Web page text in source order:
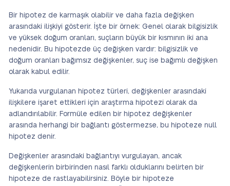
Bir hipotez de karmaşık olabilir ve daha fazla değişken
arasındaki ilişkiyi gösterir. İşte bir örnek: Genel olarak bilgisizlik
ve yüksek doğum oranları, suçların büyük bir kısmının iki ana
nedenidir. Bu hipotezde üç değişken vardır: bilgisizlik ve
doğum oranları bağımsız değişkenler, suç ise bağımlı değişken
olarak kabul edilir.
Yukarıda vurgulanan hipotez türleri, değişkenler arasındaki
ilişkilere işaret ettikleri için araştırma hipotezi olarak da
adlandırılabilir. Formüle edilen bir hipotez değişkenler
arasında herhangi bir bağlantı göstermezse, bu hipoteze null
hipotez denir.
Değişkenler arasındaki bağlantıyı vurgulayan, ancak
değişkenlerin birbirinden nasıl farklı olduklarını belirten bir
hipoteze de rastlayabilirsiniz. Böyle bir hipoteze